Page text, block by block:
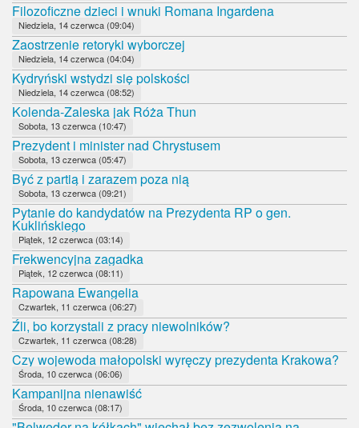
Filozoficzne dzieci i wnuki Romana Ingardena
Niedziela, 14 czerwca (09:04)
Zaostrzenie retoryki wyborczej
Niedziela, 14 czerwca (04:04)
Kydryński wstydzi się polskości
Niedziela, 14 czerwca (08:52)
Kolenda-Zaleska jak Róża Thun
Sobota, 13 czerwca (10:47)
Prezydent i minister nad Chrystusem
Sobota, 13 czerwca (05:47)
Być z partią i zarazem poza nią
Sobota, 13 czerwca (09:21)
Pytanie do kandydatów na Prezydenta RP o gen.
Kuklińskiego
Piątek, 12 czerwca (03:14)
Frekwencyjna zagadka
Piątek, 12 czerwca (08:11)
Rapowana Ewangelia
Czwartek, 11 czerwca (06:27)
Źli, bo korzystali z pracy niewolników?
Czwartek, 11 czerwca (08:28)
Czy wojewoda małopolski wyręczy prezydenta Krakowa?
Środa, 10 czerwca (06:06)
Kampanijna nienawiść
Środa, 10 czerwca (08:17)